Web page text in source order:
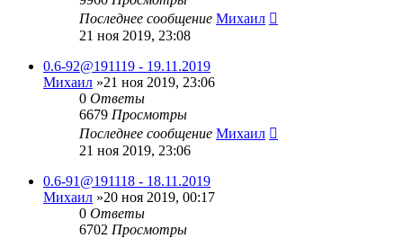
Последнее сообщение Михаил
21 ноя 2019, 23:08
0.6-92@191119 - 19.11.2019
Михаил »21 ноя 2019, 23:06
0 Ответы
6679 Просмотры
Последнее сообщение Михаил
21 ноя 2019, 23:06
0.6-91@191118 - 18.11.2019
Михаил »20 ноя 2019, 00:17
0 Ответы
6702 Просмотры